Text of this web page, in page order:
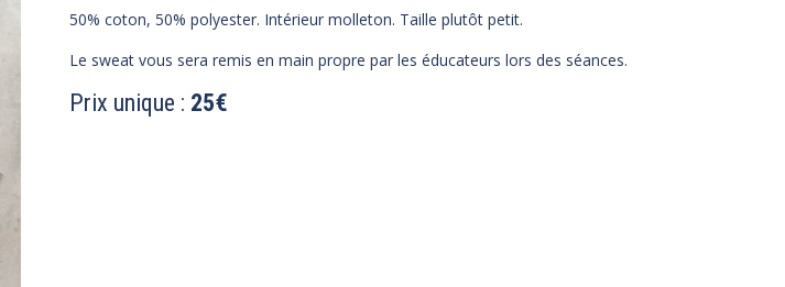
50% coton, 50% polyester. Intérieur molleton. Taille plutôt petit.
Le sweat vous sera remis en main propre par les éducateurs lors des séances.
Prix unique : 25€